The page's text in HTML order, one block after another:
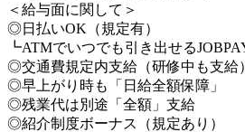
＜給与面に関して＞
◎日払いOK（規定有）
┗ATMでいつでも引き出せる
◎交通費規定内支給（研修中も支給）
◎早上がり時も「日給全額保障」
◎残業代は別途「全額」支給
◎紹介制度ボーナス（規定あり）